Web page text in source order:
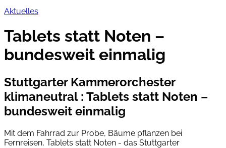
Aktuelles
Tablets statt Noten –
bundesweit einmalig
Stuttgarter Kammerorchester
klimaneutral : Tablets statt Noten –
bundesweit einmalig
Mit dem Fahrrad zur Probe, Bäume pflanzen bei
Fernreisen, Tablets statt Noten - das Stuttgarter